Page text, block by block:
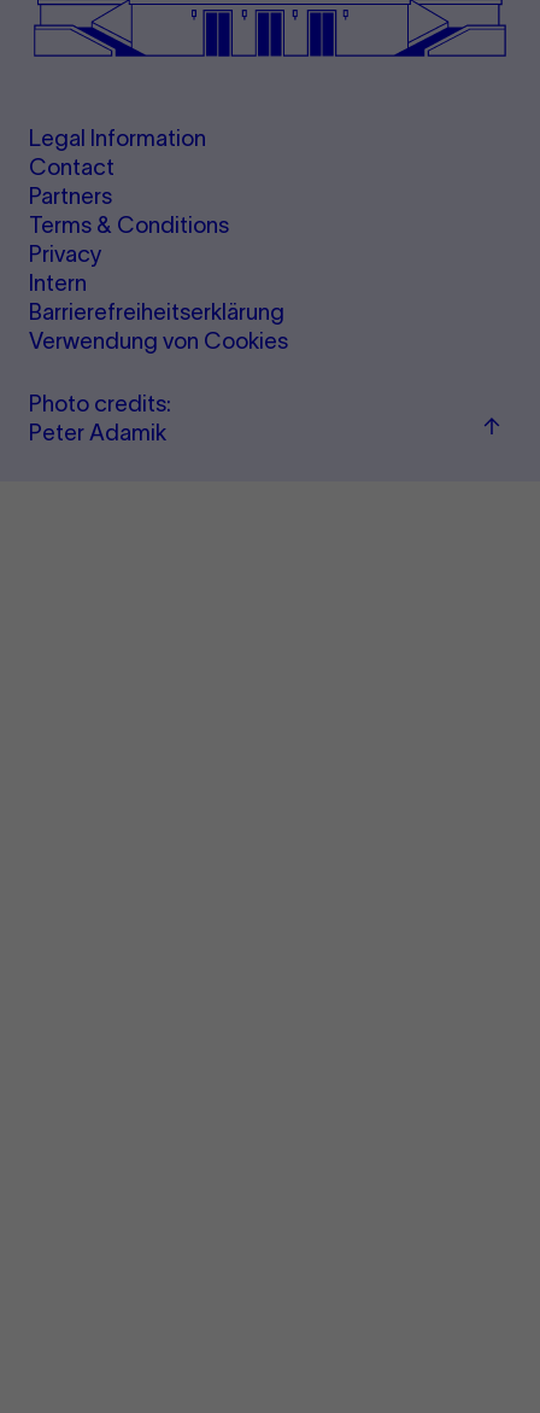
Legal Information
Contact
Partners
Terms & Conditions
Privacy
Intern
Barrierefreiheitserklärung
Verwendung von Cookies
Photo credits:
Peter Adamik
Back